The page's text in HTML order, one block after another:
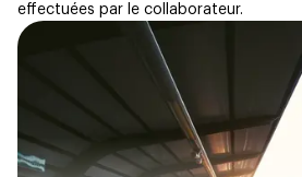
effectuées par le collaborateur.